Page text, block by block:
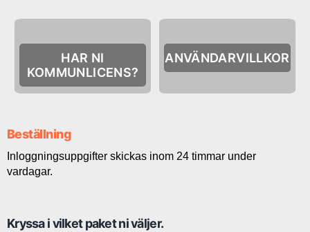
HAR NI
KOMMUNLICENS?
ANVÄNDARVILLKOR
Beställning
Inloggningsuppgifter skickas inom 24 timmar under
vardagar.
Kryssa i vilket paket ni väljer.